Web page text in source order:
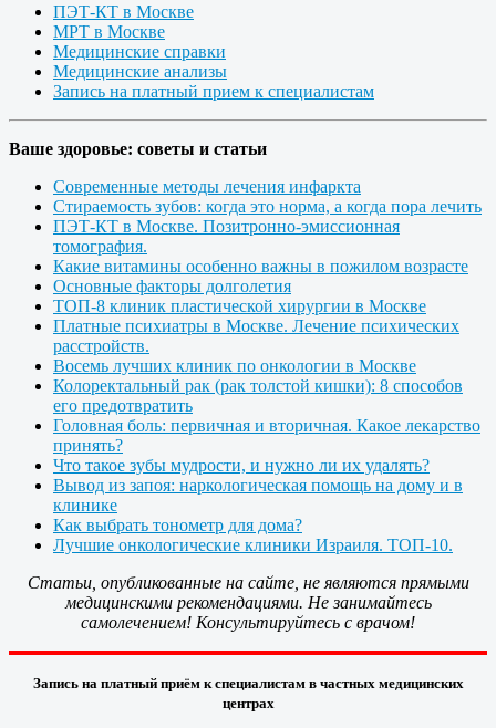
ПЭТ-КТ в Москве
МРТ в Москве
Медицинские справки
Медицинские анализы
Запись на платный прием к специалистам
Ваше здоровье: советы и статьи
Современные методы лечения инфаркта
Стираемость зубов: когда это норма, а когда пора лечить
ПЭТ-КТ в Москве. Позитронно-эмиссионная
томография.
Какие витамины особенно важны в пожилом возрасте
Основные факторы долголетия
ТОП-8 клиник пластической хирургии в Москве
Платные психиатры в Москве. Лечение психических
расстройств.
Восемь лучших клиник по онкологии в Москве
Колоректальный рак (рак толстой кишки): 8 способов
его предотвратить
Головная боль: первичная и вторичная. Какое лекарство
принять?
Что такое зубы мудрости, и нужно ли их удалять?
Вывод из запоя: наркологическая помощь на дому и в
клинике
Как выбрать тонометр для дома?
Лучшие онкологические клиники Израиля. ТОП-10.
Статьи, опубликованные на сайте, не являются прямыми
медицинскими рекомендациями. Не занимайтесь
самолечением! Консультируйтесь с врачом!
Запись на платный приём к специалистам в частных медицинских
центрах